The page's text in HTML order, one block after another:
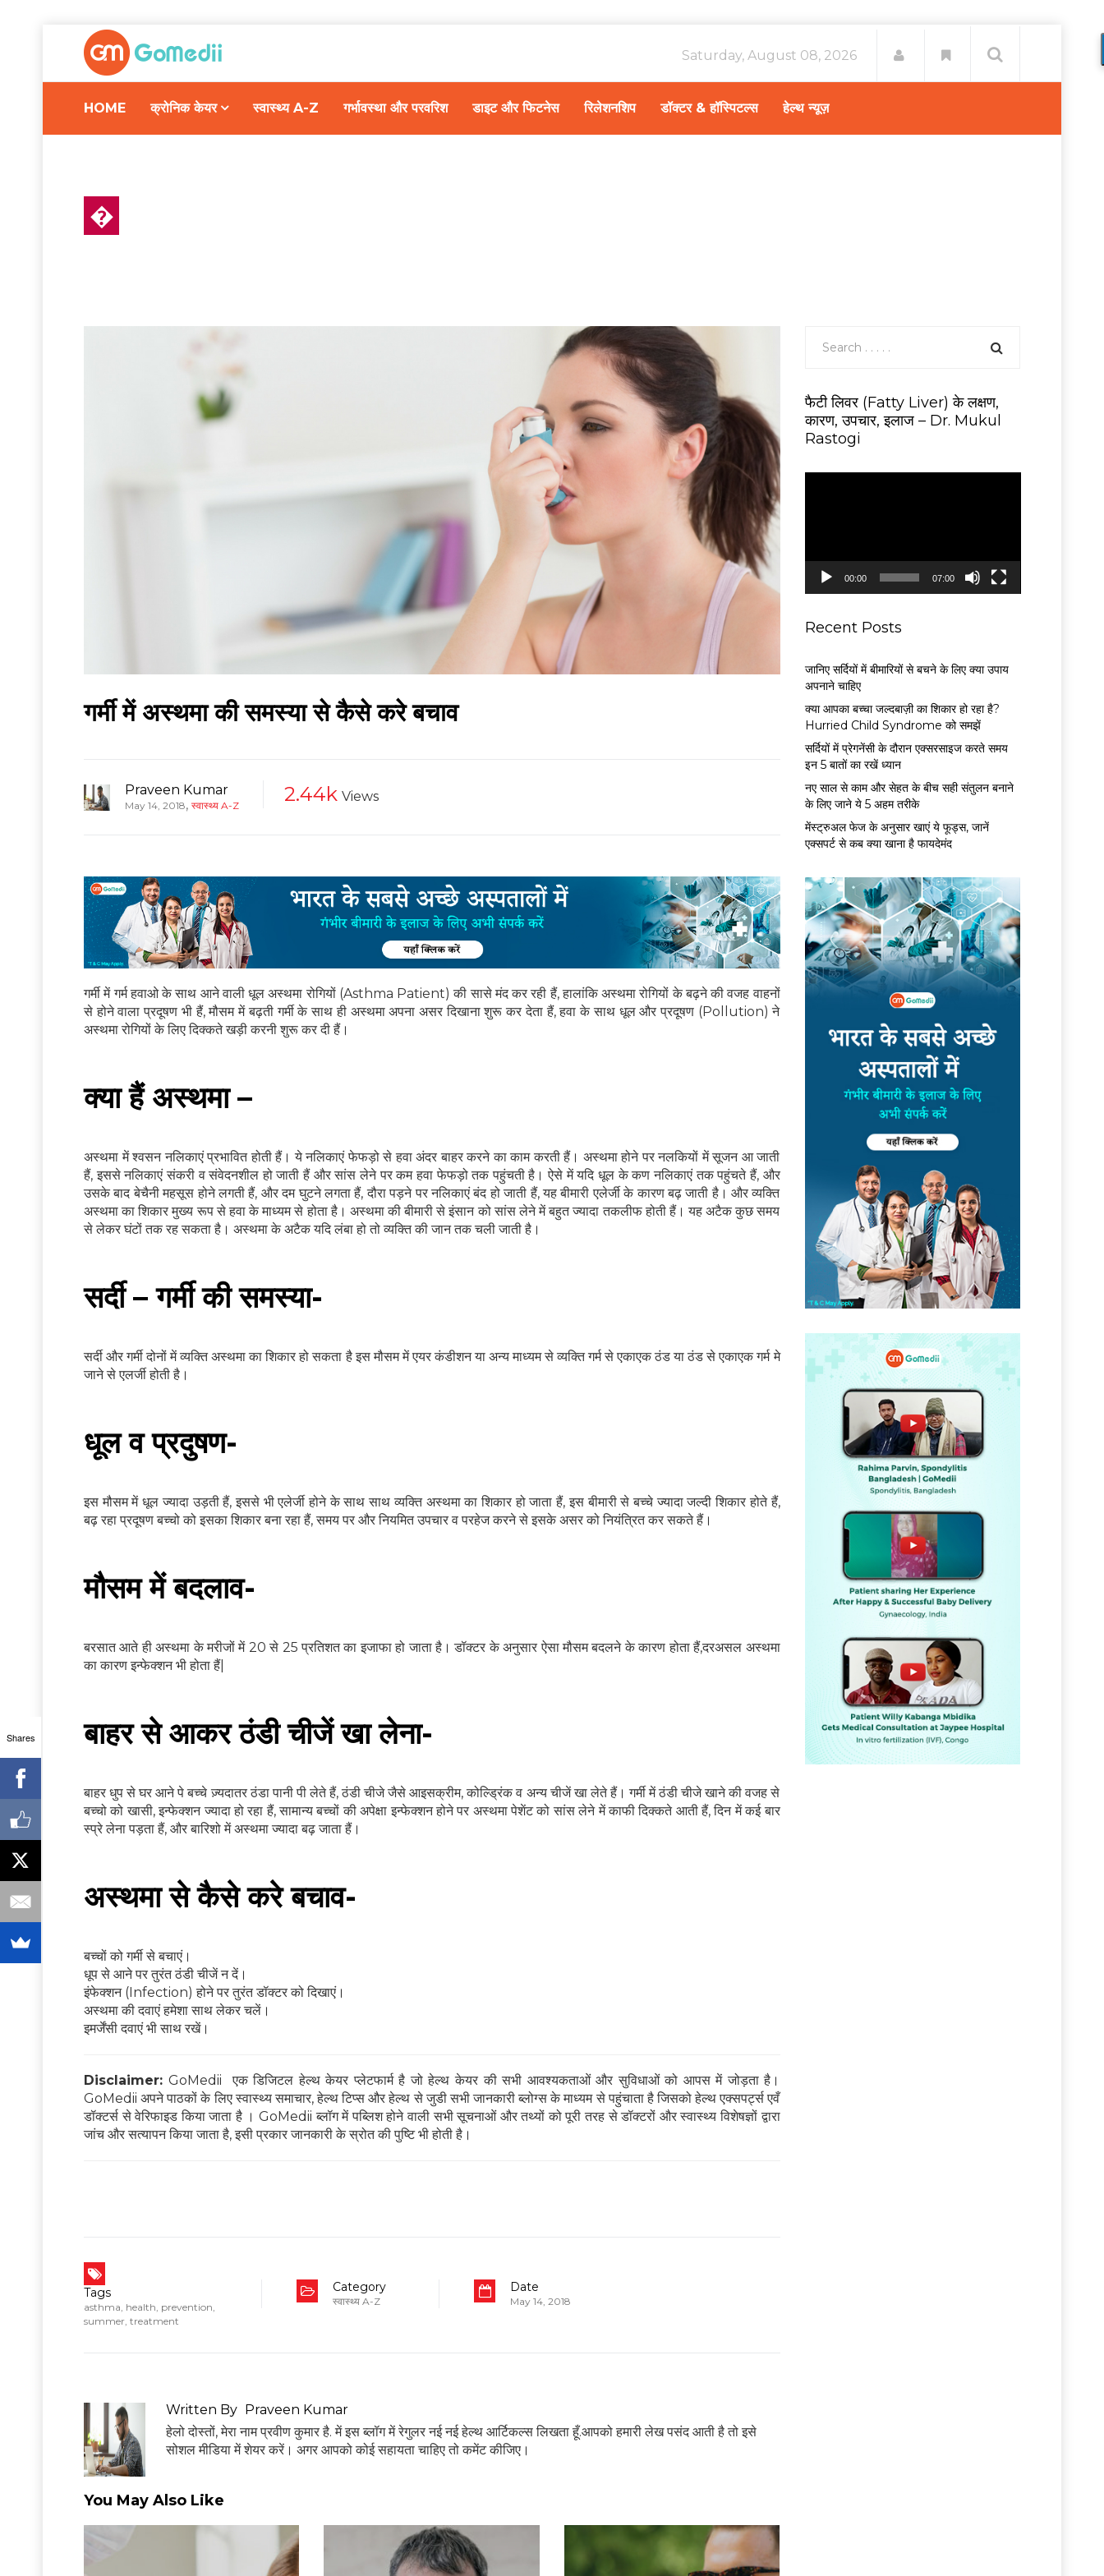
Saturday, August 08, 2026
HOME क्रोनिक केयर स्वास्थ्य A-Z गर्भावस्था और परवरिश डाइट और फिटनेस रिलेशनशिप डॉक्टर & हॉस्पिटल्स हेल्थ न्यूज़
�
गर्मी में अस्थमा की समस्या से कैसे करे बचाव
Praveen Kumar
May 14, 2018, स्वास्थ्य A-Z 2.44k Views
गर्मी में गर्म हवाओ के साथ आने वाली धूल अस्थमा रोगियों (Asthma Patient) की सासे मंद कर रही हैं, हालांकि अस्थमा रोगियों के बढ़ने की वजह वाहनों
से होने वाला प्रदूषण भी हैं, मौसम में बढ़ती गर्मी के साथ ही अस्थमा अपना असर दिखाना शुरू कर देता हैं, हवा के साथ धूल और प्रदूषण (Pollution) ने
अस्थमा रोगियों के लिए दिक्कते खड़ी करनी शुरू कर दी हैं।
क्या हैं अस्थमा –
अस्थमा में श्वसन नलिकाएं प्रभावित होती हैं। ये नलिकाएं फेफड़ो से हवा अंदर बाहर करने का काम करती हैं। अस्थमा होने पर नलकियों में सूजन आ जाती
हैं, इससे नलिकाएं संकरी व संवेदनशील हो जाती हैं और सांस लेने पर कम हवा फेफड़ो तक पहुंचती है। ऐसे में यदि धूल के कण नलिकाएं तक पहुंचते हैं, और
उसके बाद बेचैनी महसूस होने लगती हैं, और दम घुटने लगता हैं, दौरा पड़ने पर नलिकाएं बंद हो जाती हैं, यह बीमारी एलेर्जी के कारण बढ़ जाती है। और व्यक्ति
अस्थमा का शिकार मुख्य रूप से हवा के माध्यम से होता है। अस्थमा की बीमारी से इंसान को सांस लेने में बहुत ज्यादा तकलीफ होती हैं। यह अटैक कुछ समय
से लेकर घंटों तक रह सकता है। अस्थमा के अटैक यदि लंबा हो तो व्यक्ति की जान तक चली जाती है।
सर्दी – गर्मी की समस्या-
सर्दी और गर्मी दोनों में व्यक्ति अस्थमा का शिकार हो सकता है इस मौसम में एयर कंडीशन या अन्य माध्यम से व्यक्ति गर्म से एकाएक ठंड या ठंड से एकाएक गर्म मे
जाने से एलर्जी होती है।
धूल व प्रदुषण-
इस मौसम में धूल ज्यादा उड़ती हैं, इससे भी एलेर्जी होने के साथ साथ व्यक्ति अस्थमा का शिकार हो जाता हैं, इस बीमारी से बच्चे ज्यादा जल्दी शिकार होते हैं,
बढ़ रहा प्रदूषण बच्चो को इसका शिकार बना रहा हैं, समय पर और नियमित उपचार व परहेज करने से इसके असर को नियंत्रित कर सकते हैं।
मौसम में बदलाव-
बरसात आते ही अस्थमा के मरीजों में 20 से 25 प्रतिशत का इजाफा हो जाता है। डॉक्टर के अनुसार ऐसा मौसम बदलने के कारण होता हैं,दरअसल अस्थमा
का कारण इन्फेक्शन भी होता हैं|
बाहर से आकर ठंडी चीजें खा लेना-
बाहर धुप से घर आने पे बच्चे ज़्यदातर ठंडा पानी पी लेते हैं, ठंडी चीजे जैसे आइसक्रीम, कोल्ड्रिंक व अन्य चीजें खा लेते हैं। गर्मी में ठंडी चीजे खाने की वजह से
बच्चो को खासी, इन्फेक्शन ज्यादा हो रहा हैं, सामान्य बच्चों की अपेक्षा इन्फेक्शन होने पर अस्थमा पेशेंट को सांस लेने में काफी दिक्कते आती हैं, दिन में कई बार
स्प्रे लेना पड़ता हैं, और बारिशो में अस्थमा ज्यादा बढ़ जाता हैं।
अस्थमा से कैसे करे बचाव-
बच्चों को गर्मी से बचाएं।
धूप से आने पर तुरंत ठंडी चीजें न दें।
इंफेक्शन (Infection) होने पर तुरंत डॉक्टर को दिखाएं।
अस्थमा की दवाएं हमेशा साथ लेकर चलें।
इमर्जेंसी दवाएं भी साथ रखें।
Disclaimer: GoMedii एक डिजिटल हेल्थ केयर प्लेटफार्म है जो हेल्थ केयर की सभी आवश्यकताओं और सुविधाओं को आपस में जोड़ता है।
GoMedii अपने पाठकों के लिए स्वास्थ्य समाचार, हेल्थ टिप्स और हेल्थ से जुडी सभी जानकारी ब्लोग्स के माध्यम से पहुंचाता है जिसको हेल्थ एक्सपर्ट्स एवँ
डॉक्टर्स से वेरिफाइड किया जाता है । GoMedii ब्लॉग में पब्लिश होने वाली सभी सूचनाओं और तथ्यों को पूरी तरह से डॉक्टरों और स्वास्थ्य विशेषज्ञों द्वारा
जांच और सत्यापन किया जाता है, इसी प्रकार जानकारी के स्रोत की पुष्टि भी होती है।
Tags
asthma, health, prevention,
summer, treatment
Category
स्वास्थ्य A-Z
Date
May 14, 2018
Written By
Praveen Kumar
हेलो दोस्तों, मेरा नाम प्रवीण कुमार है. में इस ब्लॉग में रेगुलर नई नई हेल्थ आर्टिकल्स लिखता हूँ.आपको हमारी लेख पसंद आती है तो इसे
सोशल मीडिया में शेयर करें। अगर आपको कोई सहायता चाहिए तो कमेंट कीजिए।
You May Also Like
फैटी लिवर (Fatty Liver) के लक्षण,
कारण, उपचार, इलाज – Dr. Mukul
Rastogi
y
00:00 07:00
Recent Posts
जानिए सर्दियों में बीमारियों से बचने के लिए क्या उपाय
अपनाने चाहिए
क्या आपका बच्चा जल्दबाज़ी का शिकार हो रहा है?
Hurried Child Syndrome को समझें
सर्द‍ियों में प्रेगनेंसी के दौरान एक्सरसाइज करते समय
इन 5 बातों का रखें ध्यान
नए साल से काम और सेहत के बीच सही संतुलन बनाने
के लिए जाने ये 5 अहम तरीके
मेंस्ट्रुअल फेज के अनुसार खाएं ये फूड्स, जानें
एक्सपर्ट से कब क्या खाना है फायदेमंद
Shares
निचे बॉक्स में अपना ईमेल एंटर करें
और पाएं